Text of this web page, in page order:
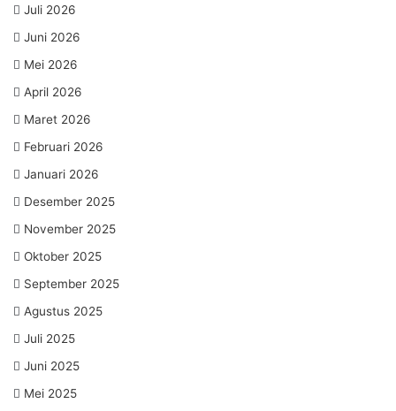
Juli 2026
Juni 2026
Mei 2026
April 2026
Maret 2026
Februari 2026
Januari 2026
Desember 2025
November 2025
Oktober 2025
September 2025
Agustus 2025
Juli 2025
Juni 2025
Mei 2025